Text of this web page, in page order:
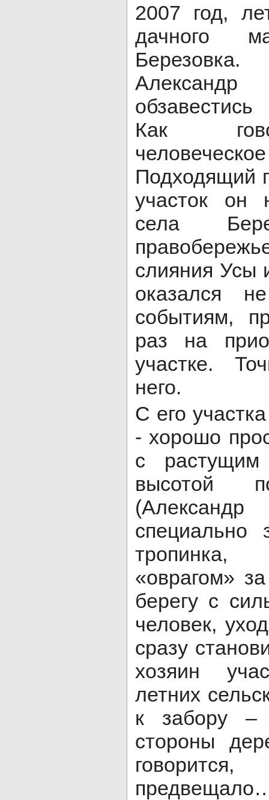
2007 год,
дачного
Как
Подходящий
участок он
села
слияния Усы
оказался
событиям,
раз на
участке.
него.
С его
- хорошо
с
высотой
специально
«оврагом»
берегу с
человек,
сразу
хозяин
летних
к забору –
стороны